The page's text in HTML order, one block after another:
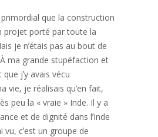
primordial que la construction
projet porté par toute la
je nʼétais pas au bout de
À ma grande stupéfaction et
jʼy avais vécu
vie, je réalisais qu’en fait,
peu la « vraie » Inde. Il y a
et de dignité dans lʼInde
vu, cʼest un groupe de